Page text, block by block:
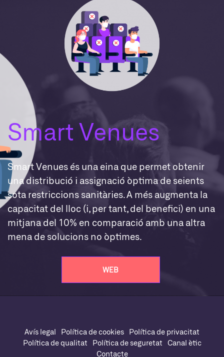
Smart Venues
Smart Venues és una eina que permet obtenir
una distribució i assignació òptima de seients
sota restriccions sanitàries. A més augmenta la
capacitat del lloc (i, per tant, del benefici) en una
mitjana del 10% en comparació amb una altra
mena de solucions no òptimes.
WEB
Avís legal Política de cookies
Política de privacitat
Política de qualitat
Política de seguretat
Canal ètic
Contacte